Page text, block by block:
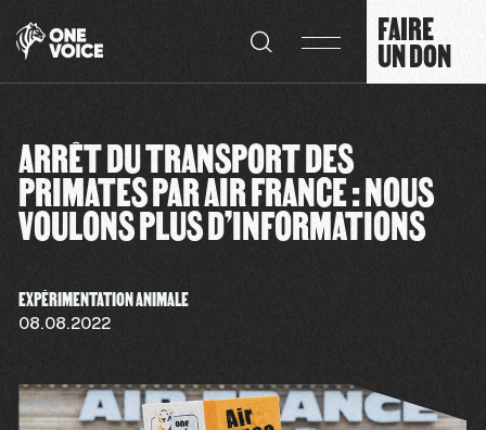
FAIRE
UN DON
ARRÊT DU TRANSPORT DES
PRIMATES PAR AIR FRANCE : NOUS
VOULONS PLUS D’INFORMATIONS
EXPÉRIMENTATION ANIMALE
08.08.2022